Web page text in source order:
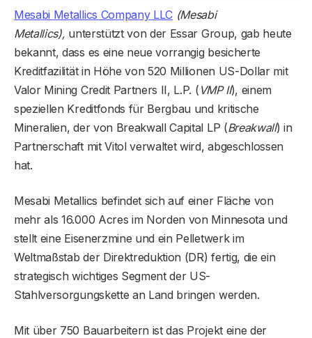
Mesabi Metallics Company LLC (Mesabi
Metallics), unterstützt von der Essar Group, gab heute
bekannt, dass es eine neue vorrangig besicherte
Kreditfazilität in Höhe von 520 Millionen US-Dollar mit
Valor Mining Credit Partners II, L.P. ( VMP II), einem
speziellen Kreditfonds für Bergbau und kritische
Mineralien, der von Breakwall Capital LP (Breakwall) in
Partnerschaft mit Vitol verwaltet wird, abgeschlossen
hat.
Mesabi Metallics befindet sich auf einer Fläche von
mehr als 16.000 Acres im Norden von Minnesota und
stellt eine Eisenerzmine und ein Pelletwerk im
Weltmaßstab der Direktreduktion (DR) fertig, die ein
strategisch wichtiges Segment der US-
Stahlversorgungskette an Land bringen werden.
Mit über 750 Bauarbeitern ist das Projekt eine der